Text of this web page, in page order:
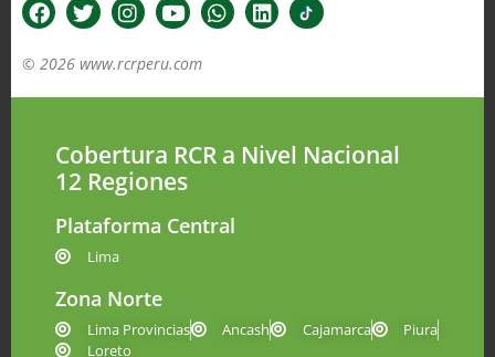
© 2026 www.rcrperu.com
Cobertura RCR a Nivel Nacional
12 Regiones
Plataforma Central
Lima
Zona Norte
Lima Provincias Ancash Cajamarca
Piura
Loreto